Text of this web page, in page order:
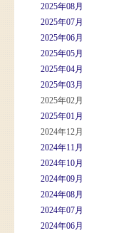
2025年08月
2025年07月
2025年06月
2025年05月
2025年04月
2025年03月
2025年02月
2025年01月
2024年12月
2024年11月
2024年10月
2024年09月
2024年08月
2024年07月
2024年06月